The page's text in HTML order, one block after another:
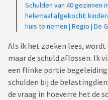
Schulden van 40 gezinnen
helemaal afgekocht:
huis te nemen | Regio | De
Als ik het zoeken lees,
maar de schuld aflossen. Ik
een flinke portie
schulden bij de
de vraag in hoeverre het de